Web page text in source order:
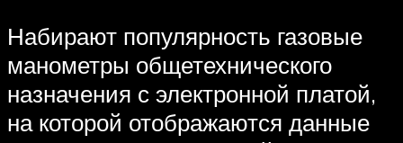
Набирают популярность газовые
манометры общетехнического
назначения с электронной платой,
на которой отображаются данные